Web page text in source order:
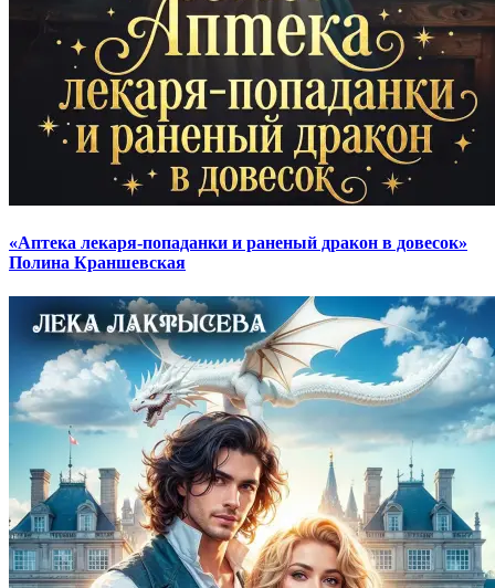
«Аптека лекаря-попаданки и раненый дракон в довесок»
Полина Краншевская